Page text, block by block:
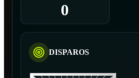
0
DISPAROS